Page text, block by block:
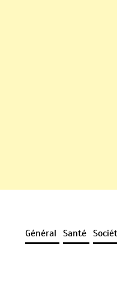
Général Santé